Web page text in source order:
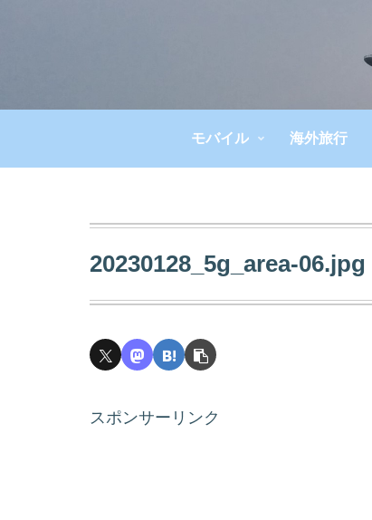
モバイル 海外旅行
20230128_5g_area-06.jpg
スポンサーリンク